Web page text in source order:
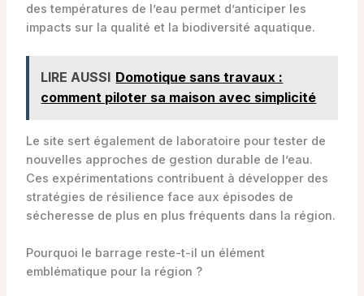
des températures de l’eau permet d’anticiper les
impacts sur la qualité et la biodiversité aquatique.
LIRE AUSSI Domotique sans travaux :
comment piloter sa maison avec simplicité
Le site sert également de laboratoire pour tester de
nouvelles approches de gestion durable de l’eau.
Ces expérimentations contribuent à développer des
stratégies de résilience face aux épisodes de
sécheresse de plus en plus fréquents dans la région.
Pourquoi le barrage reste-t-il un élément
emblématique pour la région ?